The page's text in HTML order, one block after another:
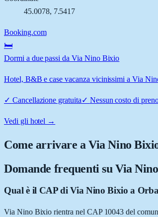
45.0078, 7.5417
Booking.com
🛏️
Dormi a due passi da Via Nino Bixio
Hotel, B&B e case vacanza vicinissimi a Via
✓ Cancellazione gratuita✓ Nessun costo di
Vedi gli hotel →
Come arrivare aVia Nino
Domande frequenti su Via
Qual è il CAP di Via Nino Bixio a
Via Nino Bixio rientra nel CAP 10043 del